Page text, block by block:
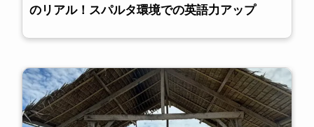
のリアル！スパルタ環境での英語力アップ